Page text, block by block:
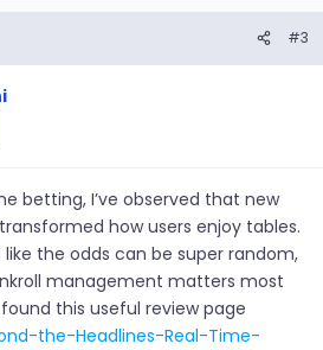
#3
betting, I’ve observed that new
how users enjoy tables.
the odds can be super random,
management matters most
this useful review page
the-Headlines-Real-Time-